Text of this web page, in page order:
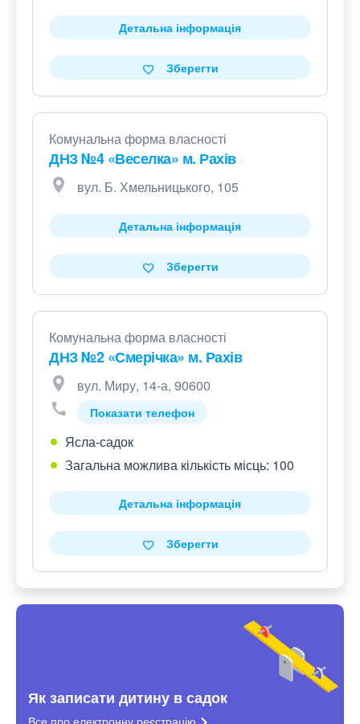
Детальна інформація
Зберегти
Комунальна форма власності
ДНЗ №4 «Веселка» м. Рахів
вул. Б. Хмельницького, 105
Детальна інформація
Зберегти
Комунальна форма власності
ДНЗ №2 «Смерічка» м. Рахів
вул. Миру, 14-а, 90600
Показати телефон
Ясла-садок
Загальна можлива кількість місць: 100
Детальна інформація
Зберегти
Як записати дитину в садок
Все про електронну реєстрацію